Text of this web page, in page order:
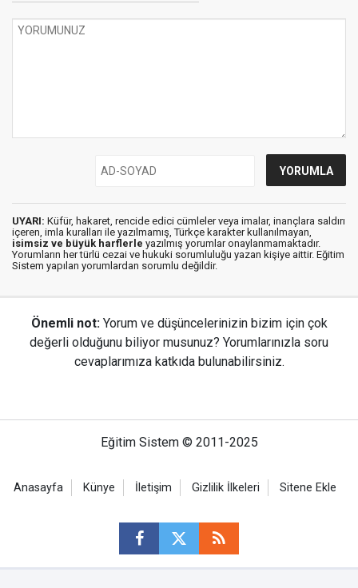
UYARI: Küfür, hakaret, rencide edici cümleler veya imalar, inançlara saldırı
içeren, imla kuralları ile yazılmamış, Türkçe karakter kullanılmayan,
isimsiz ve büyük harflerle yazılmış yorumlar onaylanmamaktadır.
Yorumların her türlü cezai ve hukuki sorumluluğu yazan kişiye aittir. Eğitim
Sistem yapılan yorumlardan sorumlu değildir.
Önemli not: Yorum ve düşüncelerinizin bizim için çok
değerli olduğunu biliyor musunuz? Yorumlarınızla soru
cevaplarımıza katkıda bulunabilirsiniz.
Eğitim Sistem © 2011-2025
Anasayfa Künye İletişim Gizlilik İlkeleri Sitene Ekle